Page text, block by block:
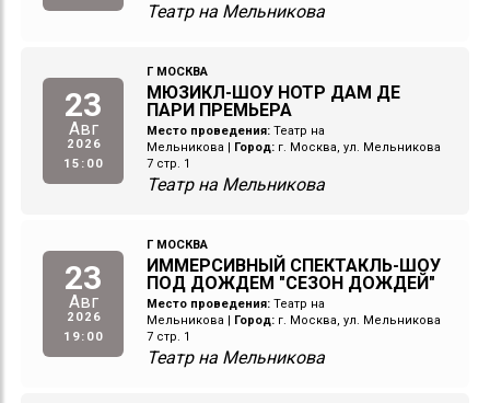
Театр на Мельникова
23
Авг
2026
15:00
Г МОСКВА
МЮЗИКЛ-ШОУ НОТР ДАМ ДЕ
ПАРИ ПРЕМЬЕРА
Место проведения: Театр на
Мельникова
Город: г. Москва, ул. Мельникова
7 стр. 1
Театр на Мельникова
23
Авг
2026
19:00
Г МОСКВА
ИММЕРСИВНЫЙ СПЕКТАКЛЬ-ШОУ
ПОД ДОЖДЕМ "СЕЗОН ДОЖДЕЙ"
Место проведения: Театр на
Мельникова
Город: г. Москва, ул. Мельникова
7 стр. 1
Театр на Мельникова